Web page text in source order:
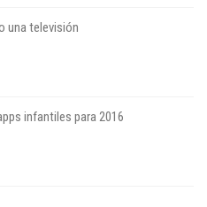
una televisión
infantiles para 2016